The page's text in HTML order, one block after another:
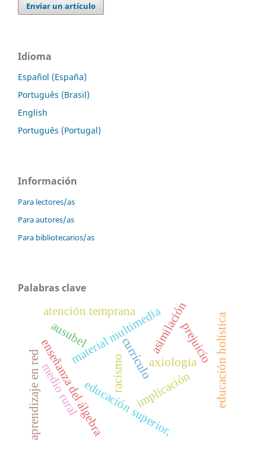
Enviar un artículo
Idioma
Español (España)
Português (Brasil)
English
Português (Portugal)
Información
Para lectores/as
Para autores/as
Para bibliotecarios/as
Palabras clave
currículo
implicación
axiología
material multimedia
enseñanza del álgebra educación holística
educación superior,
aprendizaje en red
atención temprana asimilación
racismo
prejuicio
ausubel
medio rural